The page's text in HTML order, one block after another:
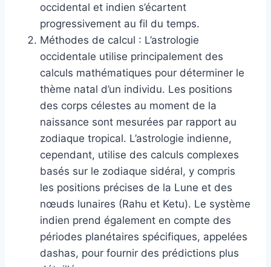
occidental et indien s’écartent
progressivement au fil du temps.
Méthodes de calcul : L’astrologie
occidentale utilise principalement des
calculs mathématiques pour déterminer le
thème natal d’un individu. Les positions
des corps célestes au moment de la
naissance sont mesurées par rapport au
zodiaque tropical. L’astrologie indienne,
cependant, utilise des calculs complexes
basés sur le zodiaque sidéral, y compris
les positions précises de la Lune et des
nœuds lunaires (Rahu et Ketu). Le système
indien prend également en compte des
périodes planétaires spécifiques, appelées
dashas, ​​pour fournir des prédictions plus